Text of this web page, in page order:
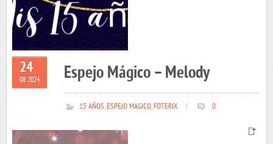
24
08 2024 Espejo Mágico – Melody
15 AÑOS,ESPEJO MAGICO,FOTERIX 0